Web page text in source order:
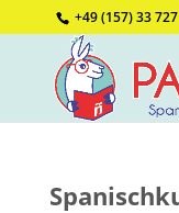
+49 (157) 33